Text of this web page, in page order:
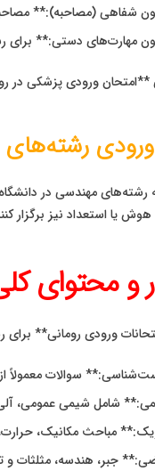
شفاهی (مصاحبه):**
مهارت‌های دستی:** برای
**امتحان ورودی پزشکی
رشته‌های مهندسی در
یا استعداد نیز برگزار
و محتوای
ورودی رومانی**
سوالات معمولاً
شامل شیمی عمومی،
مباحث مکانیک،
جبر، هندسه، مثلثات و